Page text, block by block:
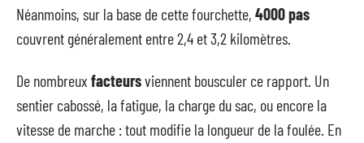
Néanmoins, sur la base de cette fourchette, 4000 pas
couvrent généralement entre 2,4 et 3,2 kilomètres.
De nombreux facteursviennent bousculer ce rapport. Un
sentier cabossé, la fatigue, la charge du sac, ou encore la
vitesse de marche : tout modifie la longueur de la foulée. En